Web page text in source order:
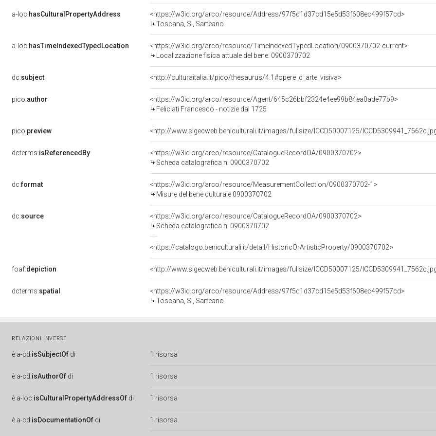
a-loc:hasCulturalPropertyAddress
<https://w3id.org/arco/resource/Address/97f5d1d37cd15e5d53f608ec499f57cd>
Toscana, SI, Sarteano
a-loc:hasTimeIndexedTypedLocation
<https://w3id.org/arco/resource/TimeIndexedTypedLocation/0900370702-current>
Localizzazione fisica attuale del bene: 0900370702
dc:subject <http://culturaitalia.it/pico/thesaurus/4.1#opere_d_arte_visiva>
pico:author
<https://w3id.org/arco/resource/Agent/645c26bbf2324e4ee99b84ea0ade77b9>
Feliciati Francesco - notizie dal 1725
pico:preview <http://www.sigecweb.beniculturali.it/images/fullsize/ICCD50007125/
dcterms:isReferencedBy
<https://w3id.org/arco/resource/CatalogueRecordOA/0900370702>
Scheda catalografica n: 0900370702
dc:format
<https://w3id.org/arco/resource/MeasurementCollection/0900370702-1>
Misure del bene culturale 0900370702
dc:source
<https://w3id.org/arco/resource/CatalogueRecordOA/0900370702>
Scheda catalografica n: 0900370702
<https://catalogo.beniculturali.it/detail/HistoricOrArtisticProperty/0900370702>
foaf:depiction <http://www.sigecweb.beniculturali.it/images/fullsize/ICCD50007125/
dcterms:spatial
<https://w3id.org/arco/resource/Address/97f5d1d37cd15e5d53f608ec499f57cd>
Toscana, SI, Sarteano
RELAZIONI INVERSE
è a-cd:isSubjectOf di 1 risorsa
è a-cd:isAuthorOf di 1 risorsa
è a-loc:isCulturalPropertyAddressOf di 1 risorsa
è a-cd:isDocumentationOf di 1 risorsa